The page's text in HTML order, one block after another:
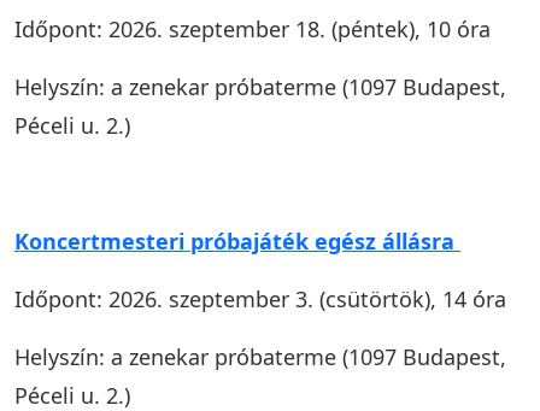
Időpont: 2026. szeptember 18. (péntek), 10 óra
Helyszín: a zenekar próbaterme (1097 Budapest,
Péceli u. 2.)
Koncertmesteri próbajáték egész állásra
Időpont: 2026. szeptember 3. (csütörtök), 14 óra
Helyszín: a zenekar próbaterme (1097 Budapest,
Péceli u. 2.)